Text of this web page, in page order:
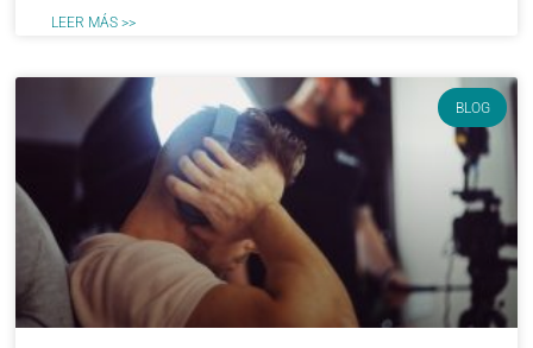
LEER MÁS >>
BLOG